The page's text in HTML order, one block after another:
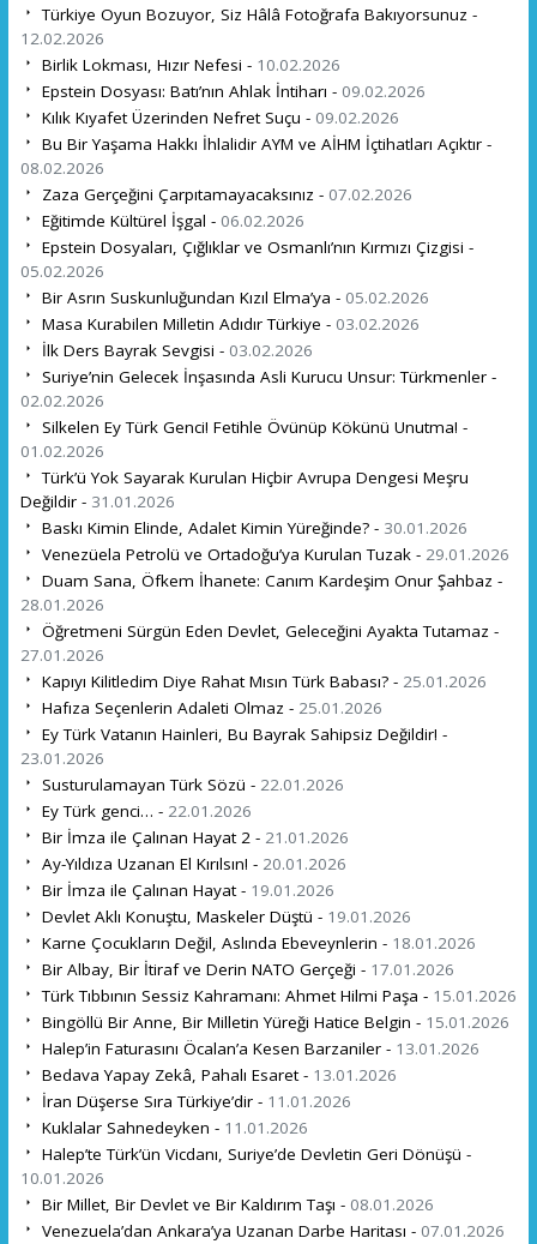
Türkiye Oyun Bozuyor, Siz Hâlâ Fotoğrafa Bakıyorsunuz -
12.02.2026
Birlik Lokması, Hızır Nefesi - 10.02.2026
Epstein Dosyası: Batı’nın Ahlak İntiharı - 09.02.2026
Kılık Kıyafet Üzerinden Nefret Suçu - 09.02.2026
Bu Bir Yaşama Hakkı İhlalidir AYM ve AİHM İçtihatları Açıktır -
08.02.2026
Zaza Gerçeğini Çarpıtamayacaksınız - 07.02.2026
Eğitimde Kültürel İşgal - 06.02.2026
Epstein Dosyaları, Çığlıklar ve Osmanlı’nın Kırmızı Çizgisi -
05.02.2026
Bir Asrın Suskunluğundan Kızıl Elma’ya - 05.02.2026
Masa Kurabilen Milletin Adıdır Türkiye - 03.02.2026
İlk Ders Bayrak Sevgisi - 03.02.2026
Suriye’nin Gelecek İnşasında Asli Kurucu Unsur: Türkmenler -
02.02.2026
Silkelen Ey Türk Genci! Fetihle Övünüp Kökünü Unutma! -
01.02.2026
Türk’ü Yok Sayarak Kurulan Hiçbir Avrupa Dengesi Meşru
Değildir - 31.01.2026
Baskı Kimin Elinde, Adalet Kimin Yüreğinde? - 30.01.2026
Venezüela Petrolü ve Ortadoğu’ya Kurulan Tuzak - 29.01.2026
Duam Sana, Öfkem İhanete: Canım Kardeşim Onur Şahbaz -
28.01.2026
Öğretmeni Sürgün Eden Devlet, Geleceğini Ayakta Tutamaz -
27.01.2026
Kapıyı Kilitledim Diye Rahat Mısın Türk Babası? - 25.01.2026
Hafıza Seçenlerin Adaleti Olmaz - 25.01.2026
Ey Türk Vatanın Hainleri, Bu Bayrak Sahipsiz Değildir! -
23.01.2026
Susturulamayan Türk Sözü - 22.01.2026
Ey Türk genci… - 22.01.2026
Bir İmza ile Çalınan Hayat 2 - 21.01.2026
Ay-Yıldıza Uzanan El Kırılsın! - 20.01.2026
Bir İmza ile Çalınan Hayat - 19.01.2026
Devlet Aklı Konuştu, Maskeler Düştü - 19.01.2026
Karne Çocukların Değil, Aslında Ebeveynlerin - 18.01.2026
Bir Albay, Bir İtiraf ve Derin NATO Gerçeği - 17.01.2026
Türk Tıbbının Sessiz Kahramanı: Ahmet Hilmi Paşa - 15.01.2026
Bingöllü Bir Anne, Bir Milletin Yüreği Hatice Belgin - 15.01.2026
Halep’in Faturasını Öcalan’a Kesen Barzaniler - 13.01.2026
Bedava Yapay Zekâ, Pahalı Esaret - 13.01.2026
İran Düşerse Sıra Türkiye’dir - 11.01.2026
Kuklalar Sahnedeyken - 11.01.2026
Halep’te Türk’ün Vicdanı, Suriye’de Devletin Geri Dönüşü -
10.01.2026
Bir Millet, Bir Devlet ve Bir Kaldırım Taşı - 08.01.2026
Venezuela’dan Ankara’ya Uzanan Darbe Haritası - 07.01.2026